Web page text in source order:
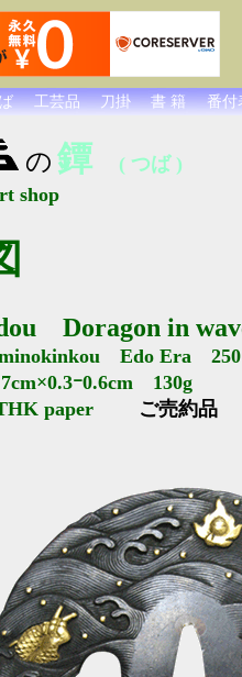
工芸品 刀掛 書 籍 番付
の 鐔
( つば )
shop
Doragon in
minokinkou Edo Era 250
ｰ0.6cm 130g
paper ご売約品